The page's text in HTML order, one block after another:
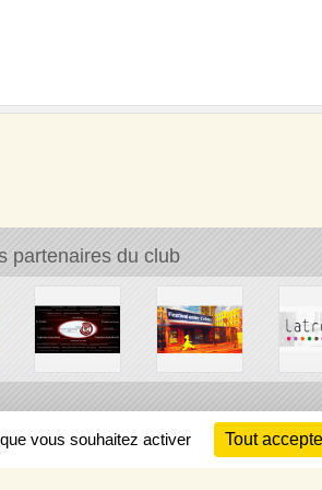
partenaires du club
vous souhaitez activer Tout